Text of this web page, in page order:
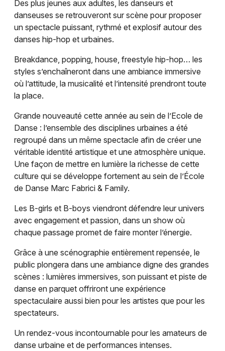
Danse dans le Grand Est
Jeux concours
Newsletter des sorties
Artistes en tournée
Actus à Saint-Louis
Magazine à Saint-Louis
Actus tourisme & loisirs
Restaurants
68 - Haut-Rhin
Des plus jeunes aux adultes, les danseurs et
danseuses se retrouveront sur scène pour proposer
un spectacle puissant, rythmé et explosif autour des
danses hip-hop et urbaines.
Breakdance, popping, house, freestyle hip-hop… les
styles s’enchaîneront dans une ambiance immersive
où l’attitude, la musicalité et l’intensité prendront toute
la place.
Grande nouveauté cette année au sein de l’Ecole de
Danse : l’ensemble des disciplines urbaines a été
regroupé dans un même spectacle afin de créer une
véritable identité artistique et une atmosphère unique.
Une façon de mettre en lumière la richesse de cette
culture qui se développe fortement au sein de l’École
de Danse Marc Fabrici & Family.
Les B-girls et B-boys viendront défendre leur univers
avec engagement et passion, dans un show où
chaque passage promet de faire monter l’énergie.
Grâce à une scénographie entièrement repensée, le
public plongera dans une ambiance digne des grandes
scènes : lumières immersives, son puissant et piste de
danse en parquet offriront une expérience
spectaculaire aussi bien pour les artistes que pour les
spectateurs.
Un rendez-vous incontournable pour les amateurs de
danse urbaine et de performances intenses.